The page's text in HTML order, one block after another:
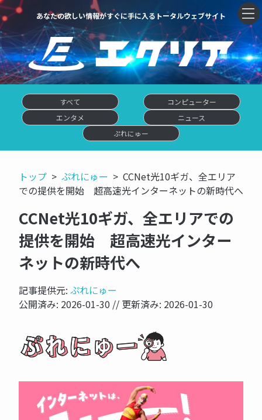
あなたの欲しい情報がすぐに手に入るトータルウェブサイト
すべて
コンピューター
エンタメ
ニュース
ぷれにゅー
トップ ぷれにゅー
CCNet光10ギガ、全エリア
での提供を開始 超高速光インターネットの新時代へ
CCNet光10ギガ、全エリアでの
提供を開始 超高速光インター
ネットの新時代へ
記事提供元: ぷれにゅー
公開済み: 2026-01-30 // 更新済み: 2026-01-30